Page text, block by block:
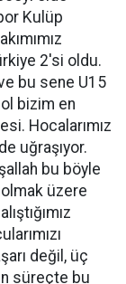
Kulüp
2'si oldu.
bu sene U15
bizim en
Hocalarımız
uğraşıyor.
bu böyle
üzere
değil, üç
süreçte bu